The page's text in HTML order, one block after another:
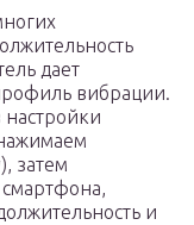
дает
вибрации.
затем
смартфона,
и